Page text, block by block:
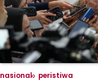
nasional peristiwa